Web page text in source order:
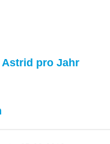
pro Jahr